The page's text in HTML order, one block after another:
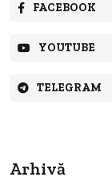
FACEBOOK
YOUTUBE
TELEGRAM
Arhivă